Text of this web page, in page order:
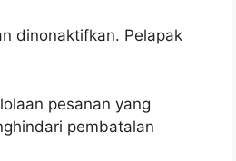
dinonaktifkan. Pelapak
pesanan yang
pembatalan